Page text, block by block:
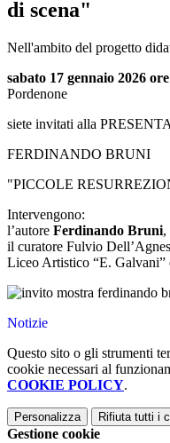
di scena"
Nell'ambito del progetto
sabato 17 gennaio 2026
Pordenone
siete invitati alla
FERDINANDO BRUNI
"PICCOLE
Intervengono:
l’autore Ferdinando Bruni,
il curatore Fulvio
Liceo Artistico “E. Galvani”
Notizie
Questo sito o gli strumenti
cookie necessari al
COOKIE POLICY.
Personalizza Rifiuta tutti i
Gestione cookie